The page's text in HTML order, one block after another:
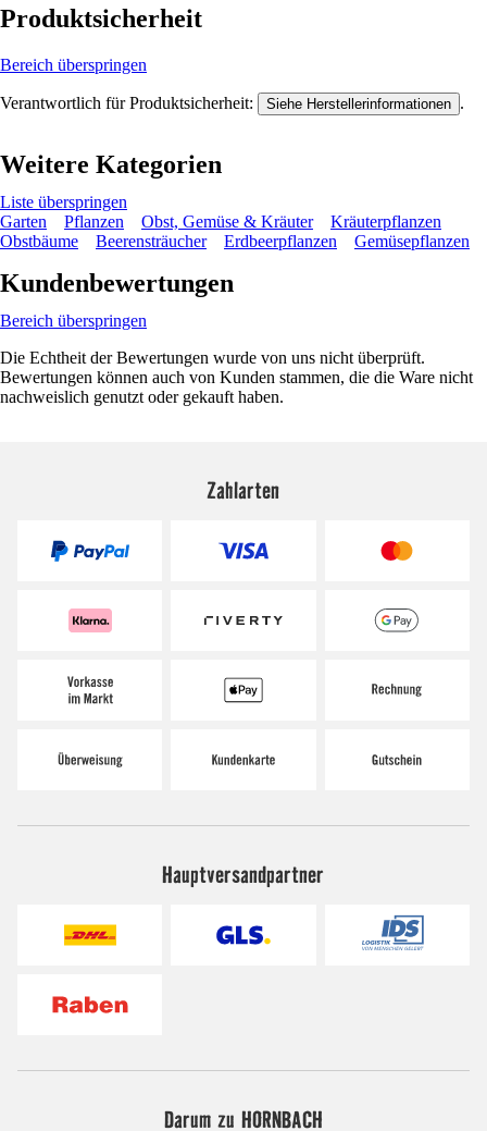
Produktsicherheit
Bereich überspringen
Verantwortlich für Produktsicherheit: Siehe Herstellerinformationen .
Weitere Kategorien
Liste überspringen
Garten
Pflanzen Obst, Gemüse & Kräuter
Kräuterpflanzen
Obstbäume
Beerensträucher Erdbeerpflanzen Gemüsepflanzen
Kundenbewertungen
Bereich überspringen
Die Echtheit der Bewertungen wurde von uns nicht überprüft.
Bewertungen können auch von Kunden stammen, die die Ware nicht
nachweislich genutzt oder gekauft haben.
Zahlarten
Hauptversandpartner
Darum zu HORNBACH